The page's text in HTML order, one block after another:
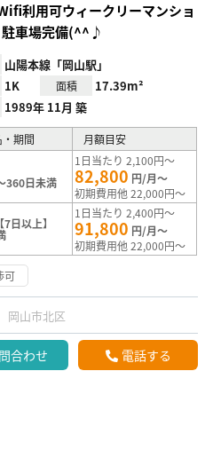
利用可ウィークリーマンショ
駐車場完備(^^♪
山陽本線「岡山駅」
1K 面積 17.39m²
1989年 11月 築
期間 月額目安
360日未満
1日当たり 2,100円～
82,800 円/月～
初期費用他 22,000円～
日以上】
1日当たり 2,400円～
91,800 円/月～
初期費用他 22,000円～
可
岡山市北区
合わせ 電話する